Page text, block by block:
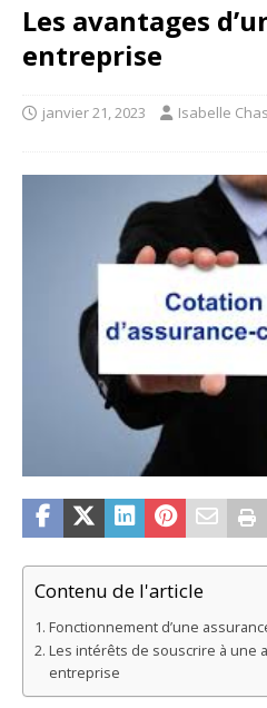
Les avantages
entreprise
janvier 21, 2023 Isabelle
Contenu de l'article
Fonctionnement d’une
Les intérêts de souscrire à une
entreprise